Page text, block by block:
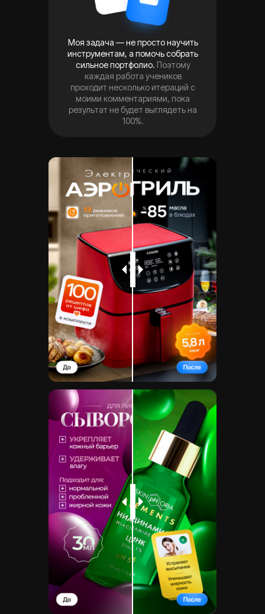
Моя задача — не просто научить
инструментам, а помочь собрать
сильное портфолио. Поэтому
каждая работа учеников
проходит несколько итераций с
моими комментариями, пока
результат не будет выглядеть на
100%.